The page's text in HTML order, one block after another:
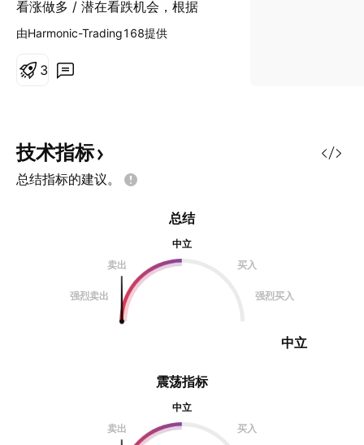
看涨做多 / 潜在看跌机会，根据
SAMM理论 / 鲨鱼形态交易规则，
耐心总能带来一个好的成本价， 而
产价格皆进行周期性变动。 这些周
期不断重复演绎并形成几何形态。
研究显示，形成这些独特几何形态的
起。 基于这些形态在图表中的形
状，它们通常被冠以动物的名称。
由于这些图是自然形成的，它们被称
为和谐形态。 和谐交易利用的是对
特殊结构的识别，那些特殊结构包含
明确的、连续的斐波那契比率队列，
由Harmonic-Trading168提供
3
技术指标
总结指标的建议。
震荡指标
中立
卖出
买入
总结
中立
卖出
买入
强烈卖出 强烈买入
中立